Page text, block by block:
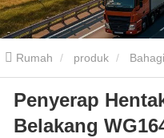
Rumah produk
penggantungan belakang
Penyerap
Belakang